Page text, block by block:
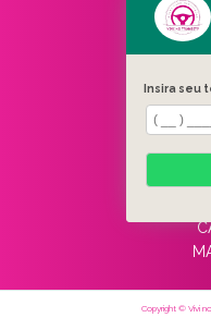
Copyright © Vivi
Insira seu